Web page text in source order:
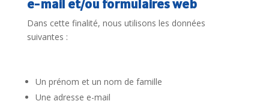
e-mail et/ou formulaires web
Dans cette finalité, nous utilisons les données
suivantes :
Un prénom et un nom de famille
Une adresse e-mail